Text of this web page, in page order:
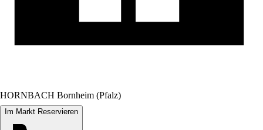
HORNBACH Bornheim (Pfalz)
Im Markt Reservieren